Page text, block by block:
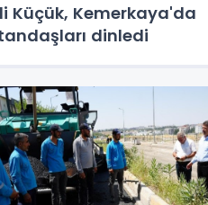
Küçük, Kemerkaya'da
dinledi